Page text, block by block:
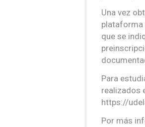
Una vez
plataforma
que se
Para
realizados
https://
Por más